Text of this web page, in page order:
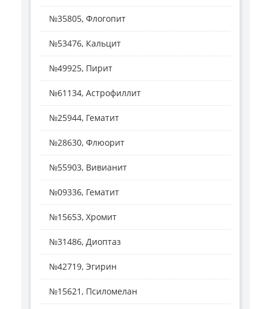
№35805, Флогопит
№53476, Кальцит
№49925, Пирит
№61134, Астрофиллит
№25944, Гематит
№28630, Флюорит
№55903, Вивианит
№09336, Гематит
№15653, Хромит
№31486, Диоптаз
№42719, Эгирин
№15621, Псиломелан